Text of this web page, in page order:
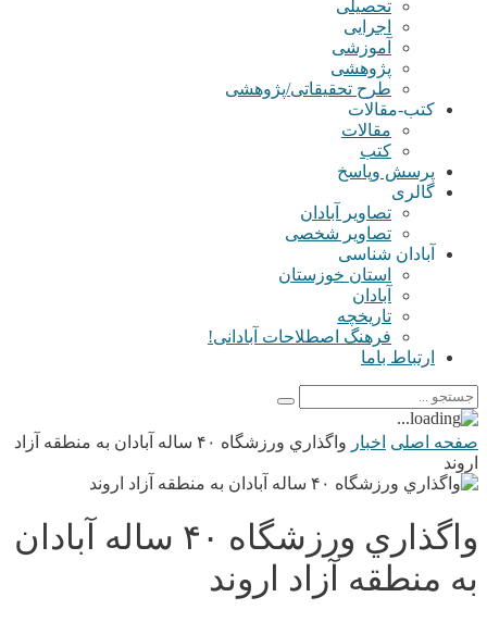
تحصیلی
اجرایی
آموزشی
پژوهشی
طرح تحقیقاتی/پژوهشی
کتب-مقالات
مقالات
کتب
پرسش وپاسخ
گالری
تصاویر آبادان
تصاویر شخصی
آبادان شناسی
استان خوزستان
آبادان
تاریخچه
فرهنگ اصطلاحات آبادانی!
ارتباط باما
صفحه اصلی اخبار
واگذاري ورزشگاه ۴۰ ساله آبادان به منطقه آزاد
اروند
واگذاري ورزشگاه ۴۰ ساله آبادان
به منطقه آزاد اروند